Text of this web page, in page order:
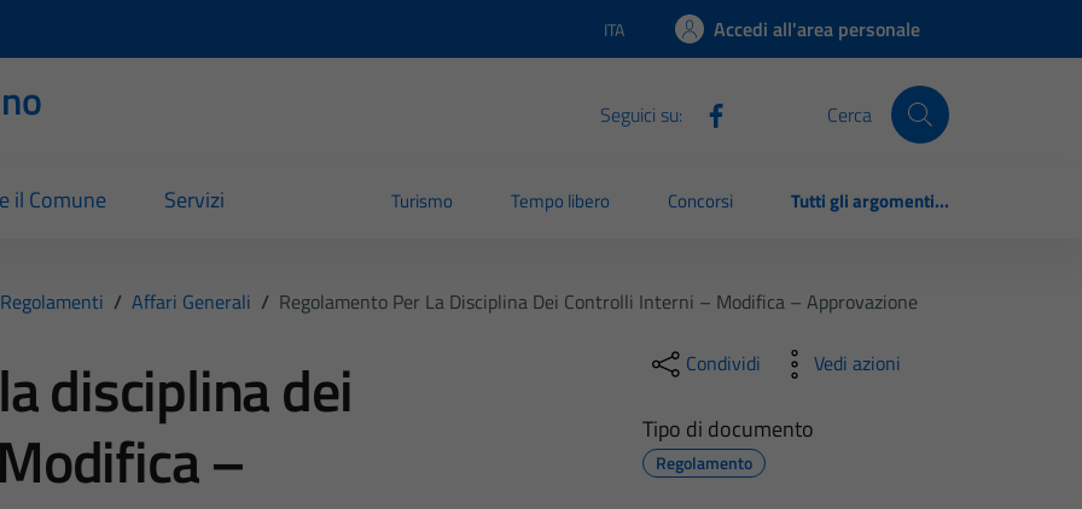
Lingua attiva:
ITA Accedi all'area personale
Seguici su: Cerca
il Comune Servizi Turismo Tempo libero Concorsi Tutti gli argomenti...
Regolamenti / Affari Generali / Regolamento Per La Disciplina Dei Controlli Interni – Modifica – Approvazione
disciplina dei
–
Condividi Vedi azioni
Tipo di documento
Regolamento